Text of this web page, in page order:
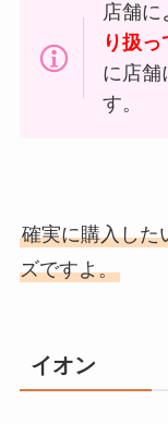
店舗に
り扱っ
に店舗
す。
確実に購入した
ズですよ。
イオン